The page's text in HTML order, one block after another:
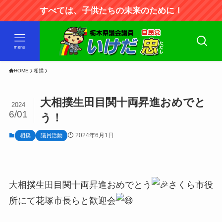
すべては、子供たちの未来のために！
menu
HOME 相撲
大相撲生田目関十両昇進おめでと
う！
2024
6/01
相撲 議員活動 2024年6月1日
大相撲生田目関十両昇進おめでとう
さくら市役
所にて花塚市長らと歓迎会